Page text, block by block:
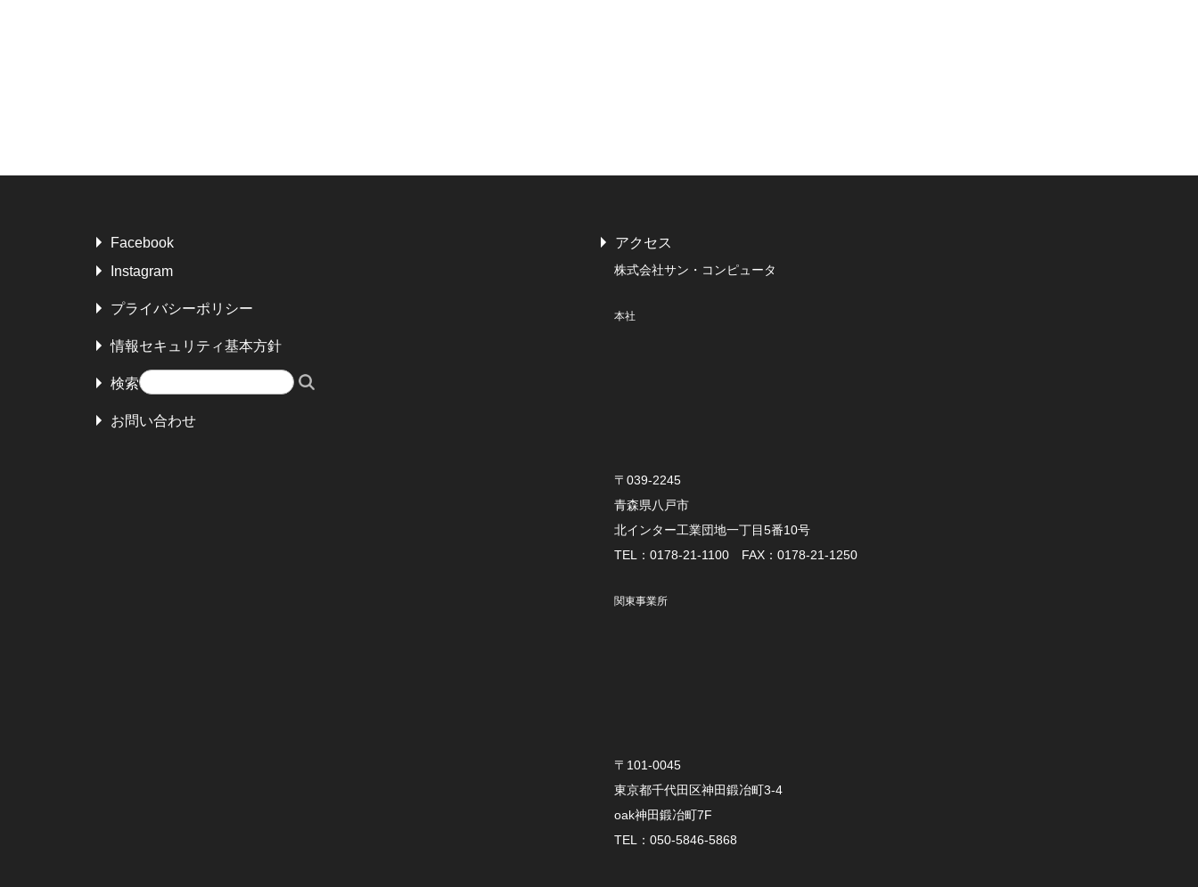
Facebook
Instagram
プライバシーポリシー
情報セキュリティ基本方針
検索
お問い合わせ
アクセス
株式会社サン・コンピュータ
本社
〒039-2245
青森県八戸市
北インター工業団地一丁目5番10号
TEL：0178-21-1100 FAX：0178-21-1250
関東事業所
〒101-0045
東京都千代田区神田鍛冶町3-4
oak神田鍛冶町7F
TEL：050-5846-5868